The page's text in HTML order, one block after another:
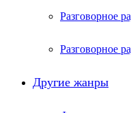
Разговорное
Разговорное
Другие жанры